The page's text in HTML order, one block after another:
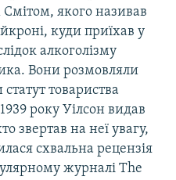
якого називав
куди приїхав у
алкоголізму
Вони розмовляли
товариства
року Уілсон видав
звертав на неї увагу,
схвальна рецензія
журналі The